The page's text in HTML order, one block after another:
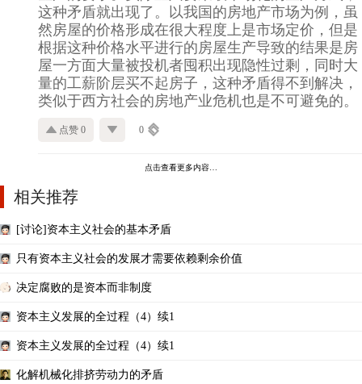
这种矛盾就出现了。以我国的房地产市场为例，虽
然房屋的价格形成在很大程度上是市场定价，但是
根据这种价格水平进行的房屋生产导致的结果是房
屋一方面大量被投机者囤积出现隐性过剩，同时大
量的工薪阶层买不起房子，这种矛盾得不到解决，
类似于西方社会的房地产业危机也是不可避免的。
点赞 0 0
点击查看更多内容…
相关推荐
[讨论]资本主义社会的基本矛盾
只有资本主义社会的发展才需要依赖剩余价值
决定腐败的是资本而非制度
资本主义发展的全过程（4）续1
资本主义发展的全过程（4）续1
化解机械化排挤劳动力的矛盾